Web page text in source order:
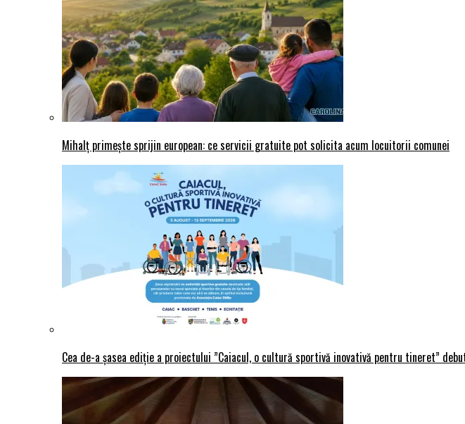
Mihalț primește sprijin european: ce servicii gratuite pot solicita acum locuitorii comunei
Cea de-a șasea ediție a proiectului ”Caiacul, o cultură sportivă inovativă pentru tineret”